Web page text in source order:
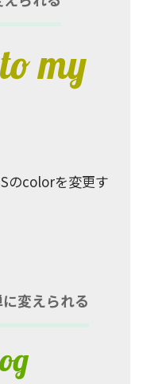
my
のcolorを変更す
変えられる